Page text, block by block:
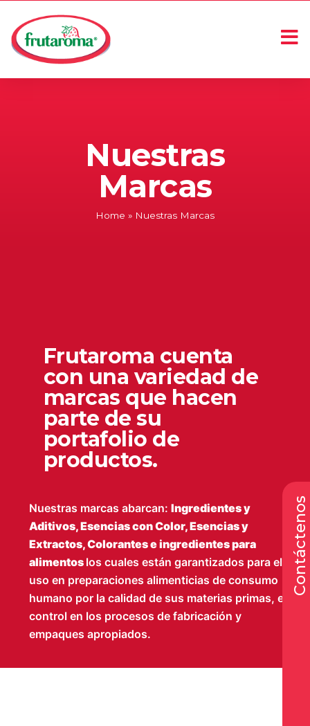
Nuestras
Marcas
Home » Nuestras Marcas
Frutaroma cuenta
con una variedad de
marcas que hacen
parte de su
portafolio de
productos.
Nuestras marcas abarcan:Ingredientes y
Aditivos, Esencias con Color, Esencias y
Extractos, Colorantes e ingredientes para
alimentos los cuales están garantizados para el
uso en preparaciones alimenticias de consumo
humano por la calidad de sus materias primas, el
control en los procesos de fabricación y
empaques apropiados.
Contáctenos